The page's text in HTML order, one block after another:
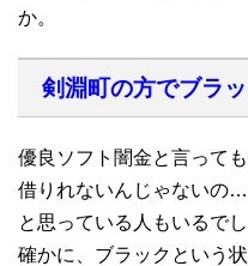
か。
剣淵町の方でブラ
優良ソフト闇金と言って
借りれないんじゃないの
と思っている人もいるでし
確かに、ブラックという